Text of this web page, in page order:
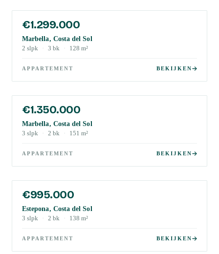
€1.299.000
Marbella, Costa del Sol
2 slpk · 3 bk · 128 m²
APPARTEMENT BEKIJKEN
€1.350.000
Marbella, Costa del Sol
3 slpk · 2 bk · 151 m²
APPARTEMENT BEKIJKEN
€995.000
Estepona, Costa del Sol
3 slpk · 2 bk · 138 m²
APPARTEMENT BEKIJKEN